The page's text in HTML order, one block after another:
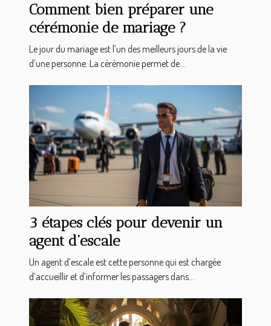
Comment bien préparer une
cérémonie de mariage ?
Le jour du mariage est l’un des meilleurs jours de la vie
d’une personne. La cérémonie permet de...
3 étapes clés pour devenir un
agent d’escale
Un agent d’escale est cette personne qui est chargée
d’accueillir et d’informer les passagers dans...